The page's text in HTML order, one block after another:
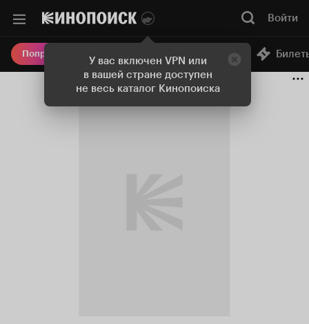
У вас включен VPN или
в вашей стране доступен
не весь каталог Кинопоиска
Войти
Попробовать Плюс Онлайн-кинотеатр